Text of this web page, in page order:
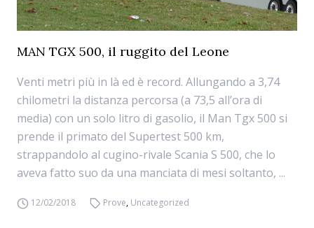
MAN TGX 500, il ruggito del Leone
Venti metri più in là ed è record. Allungando a 3,74
chilometri la distanza percorsa (a 73,5 all’ora di
media) con un solo litro di gasolio, il Man Tgx 500 si
prende il primato del Supertest 500 km,
strappandolo al cugino-rivale Scania S 500, che lo
aveva fatto suo da una manciata di mesi soltanto, ...
12/02/2018 Prove, Uncategorized